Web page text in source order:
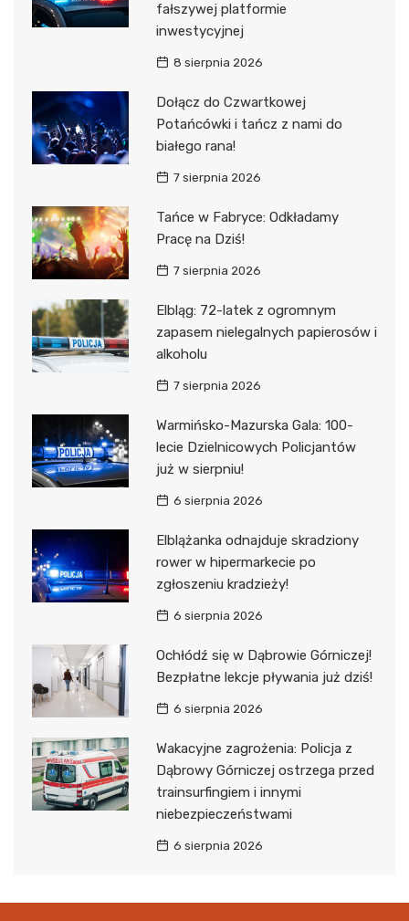
fałszywej platformie
inwestycyjnej
8 sierpnia 2026
Dołącz do Czwartkowej
Potańcówki i tańcz z nami do
białego rana!
7 sierpnia 2026
Tańce w Fabryce: Odkładamy
Pracę na Dziś!
7 sierpnia 2026
Elbląg: 72-latek z ogromnym
zapasem nielegalnych papierosów i
alkoholu
7 sierpnia 2026
Warmińsko-Mazurska Gala: 100-
lecie Dzielnicowych Policjantów
już w sierpniu!
6 sierpnia 2026
Elblążanka odnajduje skradziony
rower w hipermarkecie po
zgłoszeniu kradzieży!
6 sierpnia 2026
Ochłódź się w Dąbrowie Górniczej!
Bezpłatne lekcje pływania już dziś!
6 sierpnia 2026
Wakacyjne zagrożenia: Policja z
Dąbrowy Górniczej ostrzega przed
trainsurfingiem i innymi
niebezpieczeństwami
6 sierpnia 2026